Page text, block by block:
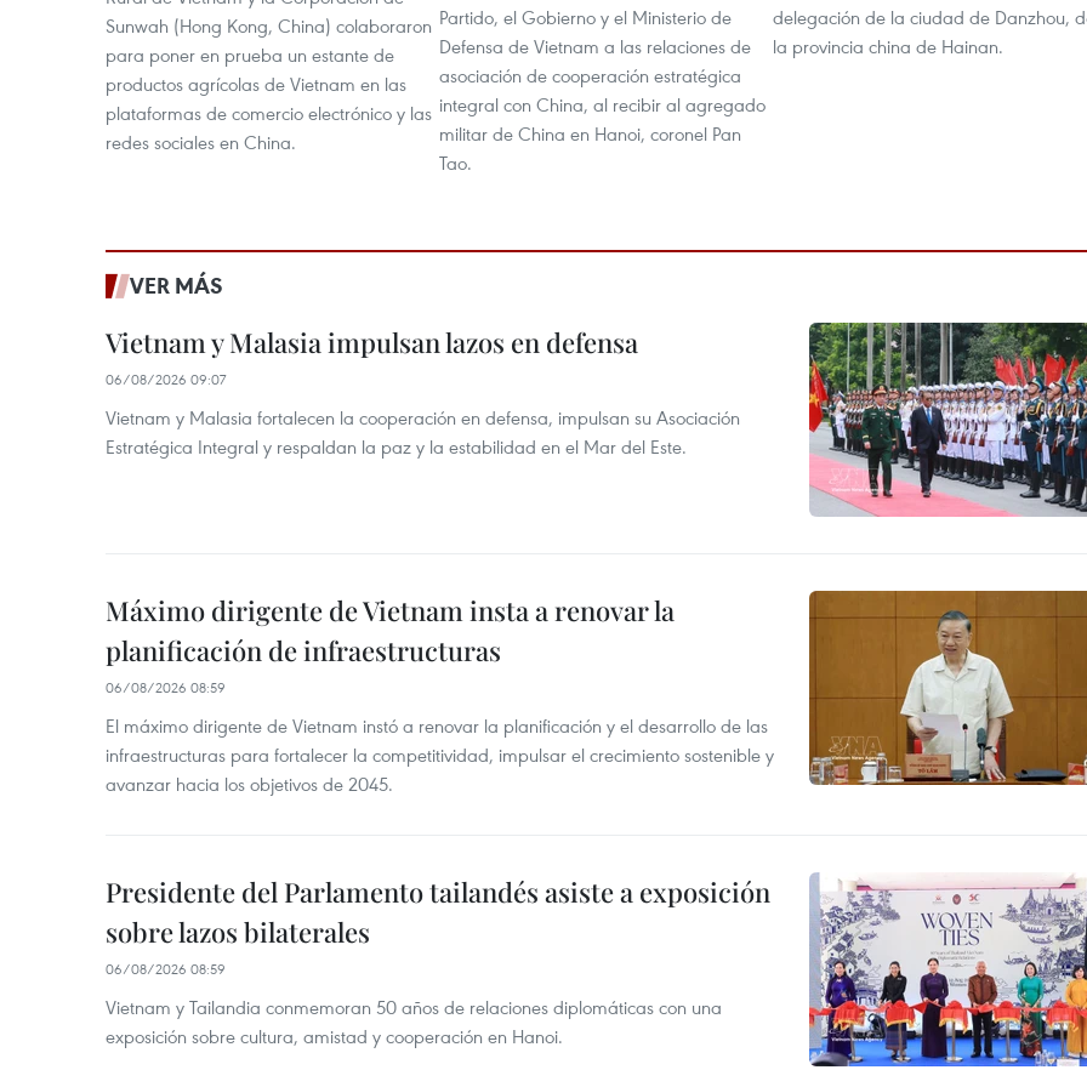
Sunwah (Hong Kong, China) colaboraron
para poner en prueba un estante de
productos agrícolas de Vietnam en las
plataformas de comercio electrónico y las
redes sociales en China.
Partido, el Gobierno y el Ministerio de
Defensa de Vietnam a las relaciones de
asociación de cooperación estratégica
integral con China, al recibir al agregado
militar de China en Hanoi, coronel Pan
Tao.
delegación de la ciudad de Danzhou,
la provincia china de Hainan.
VER MÁS
Vietnam y Malasia impulsan lazos en defensa
06/08/2026 09:07
Vietnam y Malasia fortalecen la cooperación en defensa, impulsan su Asociación
Estratégica Integral y respaldan la paz y la estabilidad en el Mar del Este.
Máximo dirigente de Vietnam insta a renovar la
planificación de infraestructuras
06/08/2026 08:59
El máximo dirigente de Vietnam instó a renovar la planificación y el desarrollo de las
infraestructuras para fortalecer la competitividad, impulsar el crecimiento sostenible y
avanzar hacia los objetivos de 2045.
Presidente del Parlamento tailandés asiste a exposición
sobre lazos bilaterales
06/08/2026 08:59
Vietnam y Tailandia conmemoran 50 años de relaciones diplomáticas con una
exposición sobre cultura, amistad y cooperación en Hanoi.